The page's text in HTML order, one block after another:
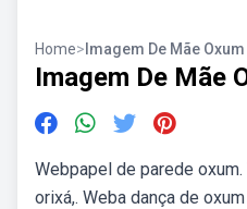
Home> Imagem De Mãe Oxum
Imagem De Mãe
Webpapel de parede
orixá,. Weba dança de